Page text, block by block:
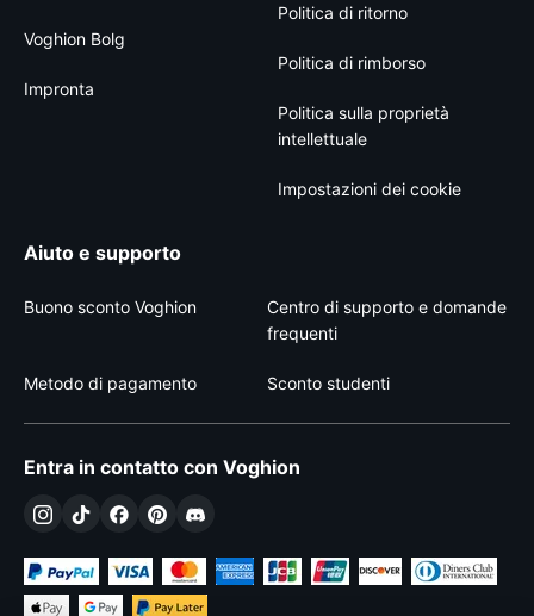
Voghion Bolg
Impronta
Politica di ritorno
Politica di rimborso
Politica sulla proprietà
intellettuale
Impostazioni dei cookie
Aiuto e supporto
Buono sconto Voghion
Centro di supporto e domande
frequenti
Metodo di pagamento Sconto studenti
Entra in contatto con Voghion